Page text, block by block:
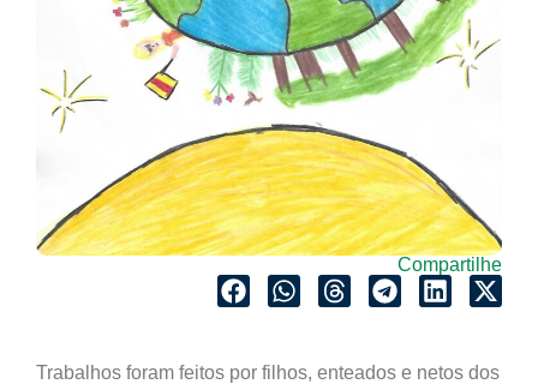
Compartilhe
Trabalhos foram feitos por filhos, enteados e netos dos